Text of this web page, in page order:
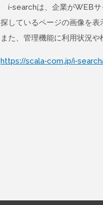
i-searchは、企業がWEBサ
探しているページの画像を表
また、管理機能に利用状況
https://scala-com.jp/i-